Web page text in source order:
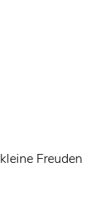
kleine Freuden